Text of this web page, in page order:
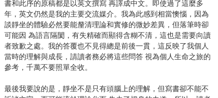
書和此序的原稿都是以英文撰寫 再譯成中文。即使過了這麼多
年，英文仍然是我的主要交流媒介。我為此感到相當懊惱，因為
談靜坐的體驗必然要能釐清理論和實修的微妙差異，但落筆時卻
可能因 為語言隔閡，有失精確而顯得含糊不清，這也是需要向讀
者致歉之處。我的答覆也不見得總是前後一貫，這反映了我個人
當時的理解與成長，請讀者務必將這些問答 視為個人生命之旅的
參考，千萬不要照單全收。
最後我要說的是，靜坐不是只有頭腦上的理解，但寫書卻不能不